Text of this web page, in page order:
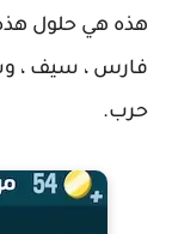
هذه هي حلول
فارس ، سيف ،
حرب.